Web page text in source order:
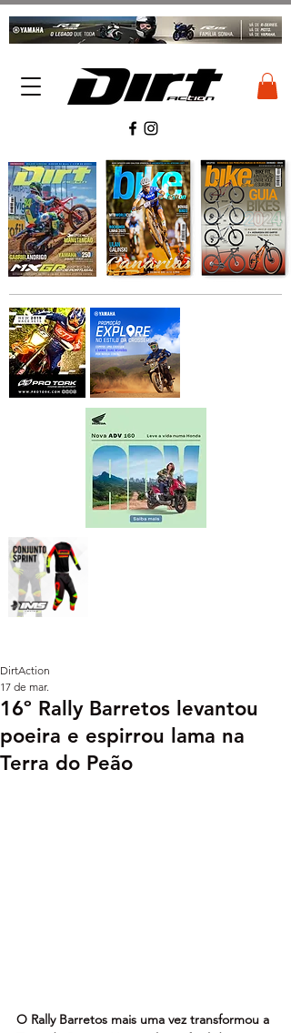
16º Rally Barretos levantou
poeira e espirrou lama na
Terra do Peão
DirtAction
17 de mar.
O Rally Barretos mais uma vez transformou a